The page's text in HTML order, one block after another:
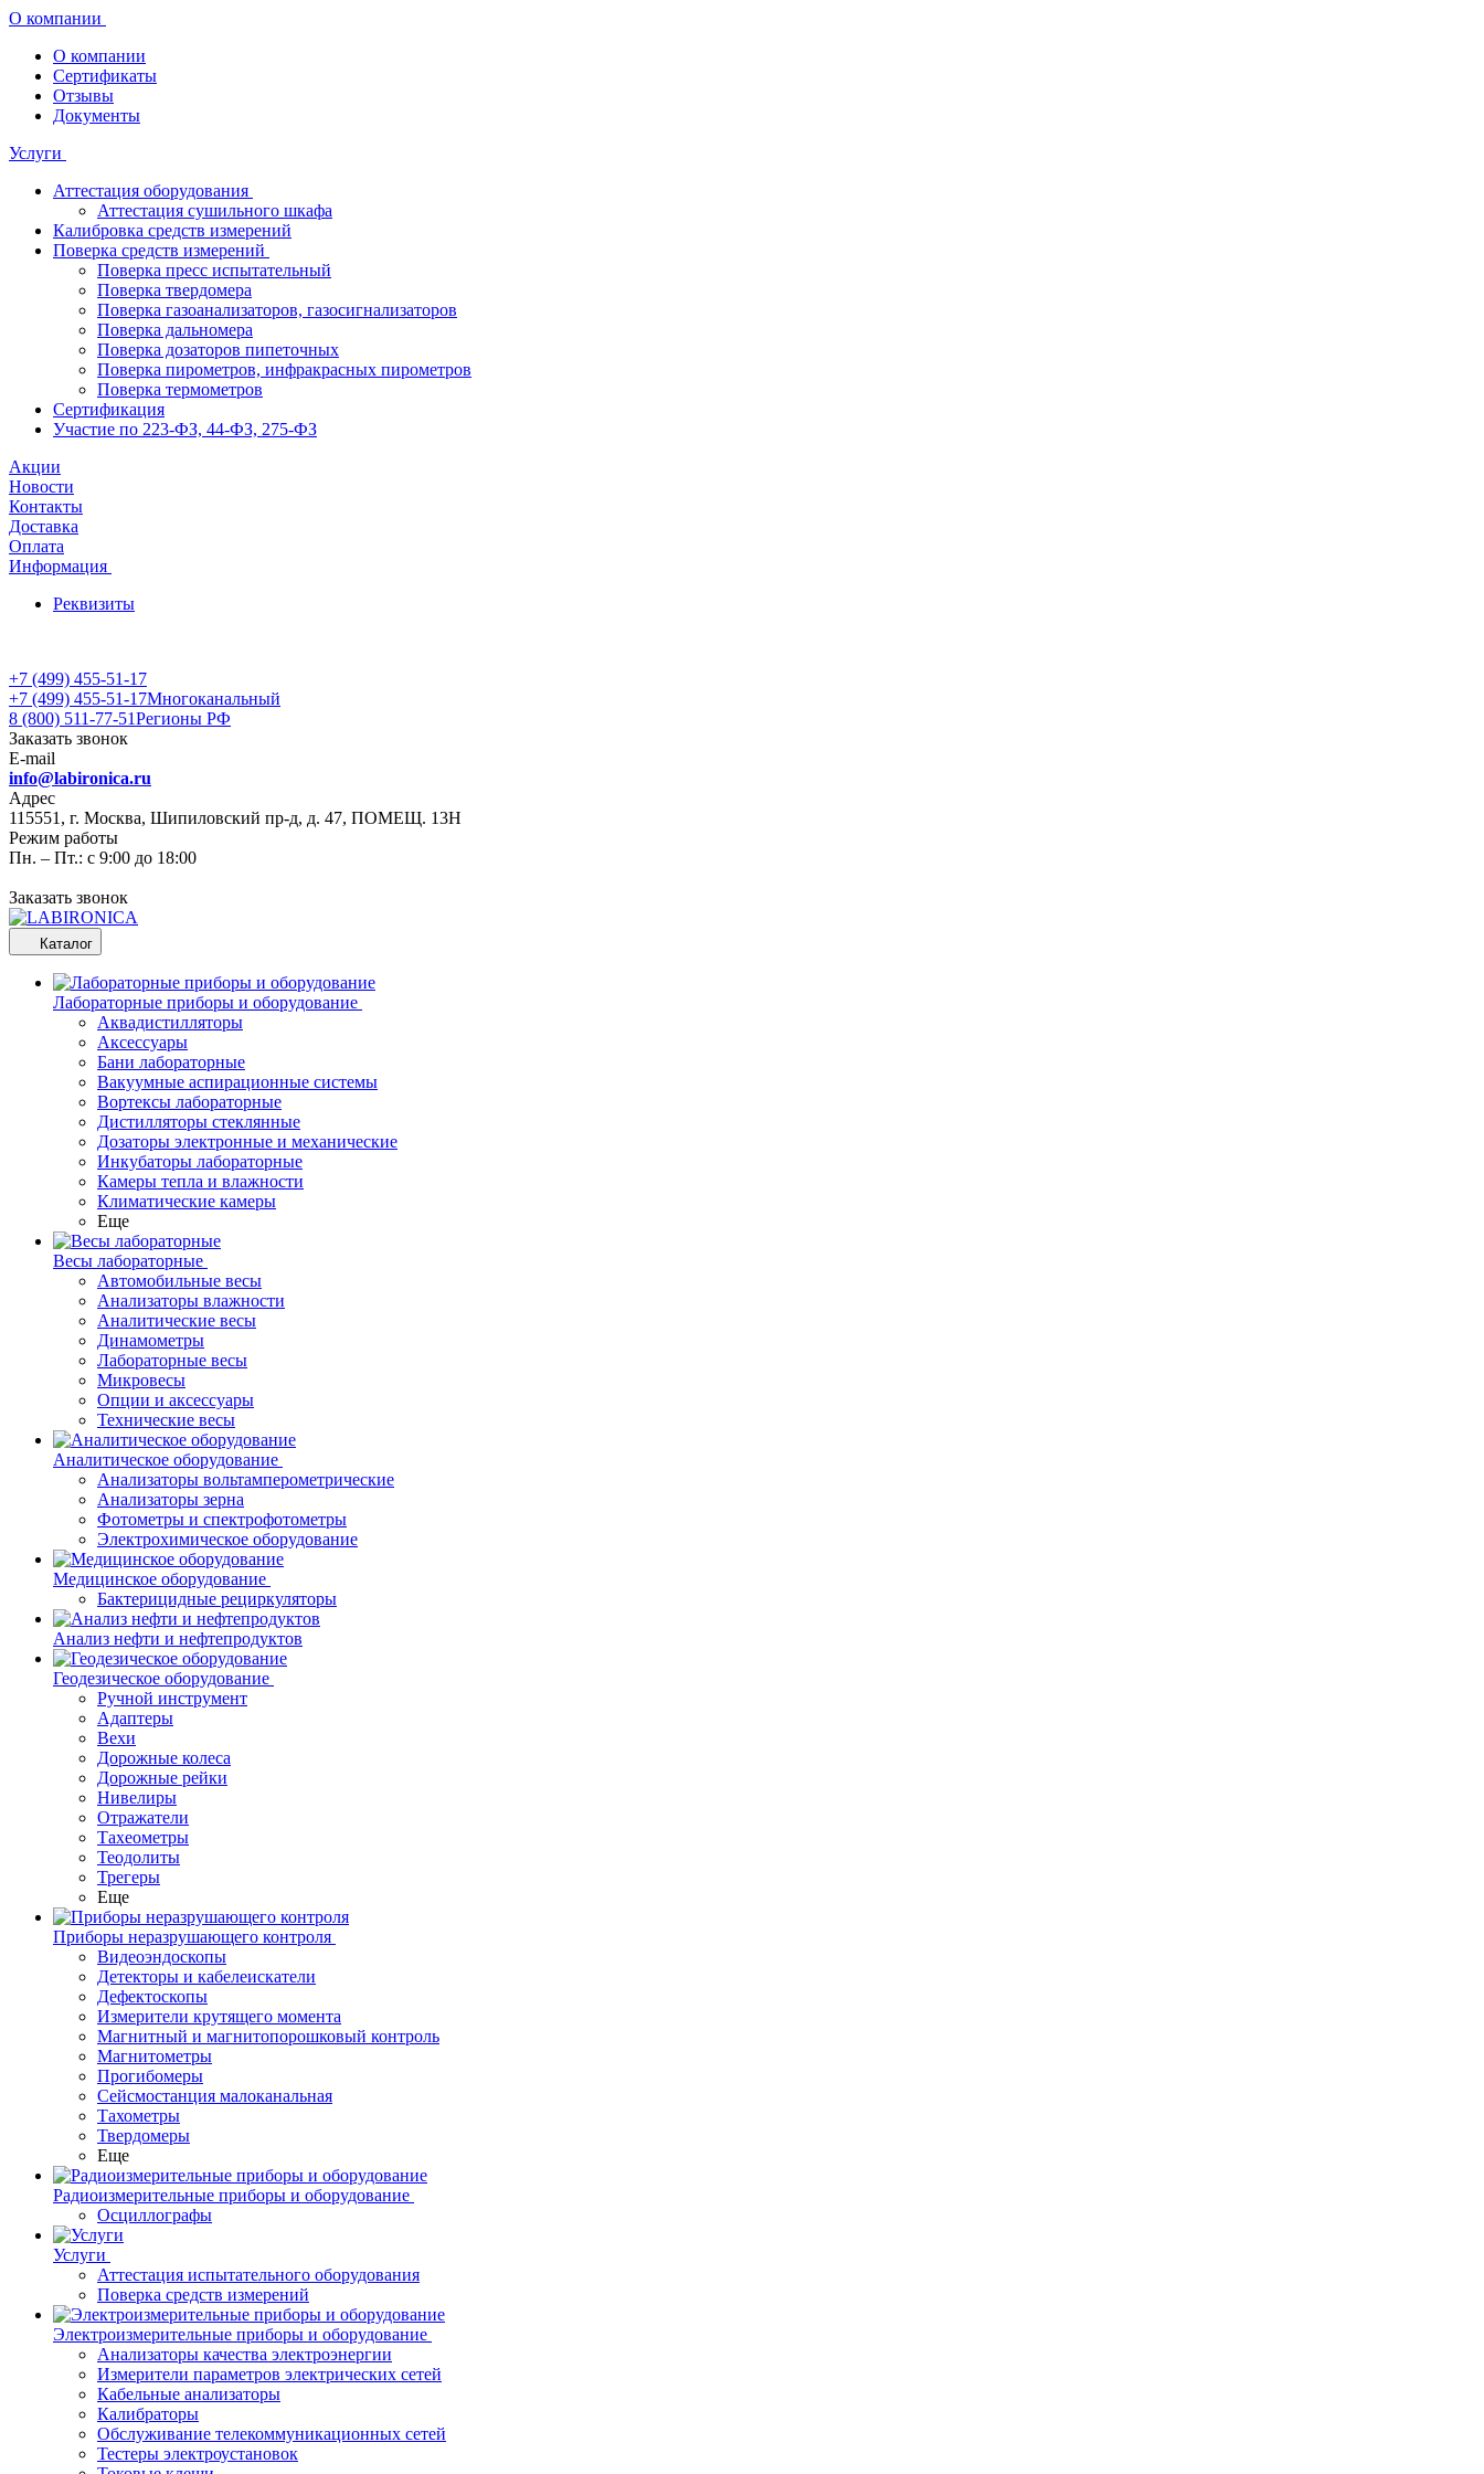
О компании
О компании
Сертификаты
Отзывы
Документы
Услуги
Аттестация оборудования
Аттестация сушильного шкафа
Калибровка средств измерений
Поверка средств измерений
Поверка пресс испытательный
Поверка твердомера
Поверка газоанализаторов, газосигнализаторов
Поверка дальномера
Поверка дозаторов пипеточных
Поверка пирометров, инфракрасных пирометров
Поверка термометров
Сертификация
Участие по 223-ФЗ, 44-ФЗ, 275-ФЗ
Акции
Новости
Контакты
Доставка
Оплата
Информация
Реквизиты
+7 (499) 455-51-17
+7 (499) 455-51-17Многоканальный
8 (800) 511-77-51Регионы РФ
Заказать звонок
E-mail
info@labironica.ru
Адрес
115551, г. Москва, Шипиловский пр-д, д. 47, ПОМЕЩ. 13Н
Режим работы
Пн. – Пт.: с 9:00 до 18:00
Заказать звонок
Каталог
Лабораторные приборы и оборудование
Аквадистилляторы
Аксессуары
Бани лабораторные
Вакуумные аспирационные системы
Вортексы лабораторные
Дистилляторы стеклянные
Дозаторы электронные и механические
Инкубаторы лабораторные
Камеры тепла и влажности
Климатические камеры
Еще
Весы лабораторные
Автомобильные весы
Анализаторы влажности
Аналитические весы
Динамометры
Лабораторные весы
Микровесы
Опции и аксессуары
Технические весы
Аналитическое оборудование
Анализаторы вольтамперометрические
Анализаторы зерна
Фотометры и спектрофотометры
Электрохимическое оборудование
Медицинское оборудование
Бактерицидные рециркуляторы
Анализ нефти и нефтепродуктов
Геодезическое оборудование
Ручной инструмент
Адаптеры
Вехи
Дорожные колеса
Дорожные рейки
Нивелиры
Отражатели
Тахеометры
Теодолиты
Трегеры
Еще
Приборы неразрушающего контроля
Видеоэндоскопы
Детекторы и кабелеискатели
Дефектоскопы
Измерители крутящего момента
Магнитный и магнитопорошковый контроль
Магнитометры
Прогибомеры
Сейсмостанция малоканальная
Тахометры
Твердомеры
Еще
Радиоизмерительные приборы и оборудование
Осциллографы
Услуги
Аттестация испытательного оборудования
Поверка средств измерений
Электроизмерительные приборы и оборудование
Анализаторы качества электроэнергии
Измерители параметров электрических сетей
Кабельные анализаторы
Калибраторы
Обслуживание телекоммуникационных сетей
Тестеры электроустановок